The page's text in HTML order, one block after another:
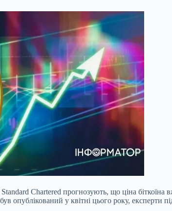
Chartered прогнозують, що ціна біткоїна
опублікований у квітні цього року, експерти